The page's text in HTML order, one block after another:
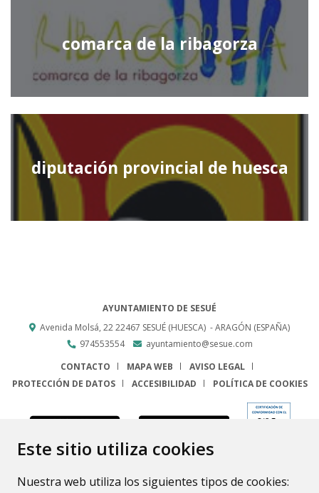
Este sitio utiliza cookies
Nuestra web utiliza los siguientes tipos de cookies:
comarca de la ribagorza
diputación provincial de huesca
AYUNTAMIENTO DE SESUÉ
Avenida Molsá, 2222467 SESUÉ (HUESCA) - ARAGÓN (ESPAÑA)
974553554
ayuntamiento@sesue.com
CONTACTO
MAPA WEB
AVISO LEGAL
PROTECCIÓN DE DATOS
ACCESIBILIDAD POLÍTICA DE COOKIES